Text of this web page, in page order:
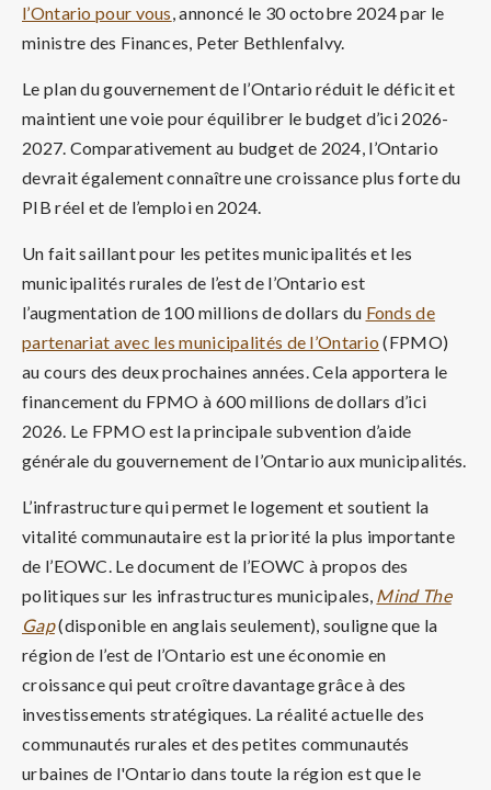
l’Ontario pour vous, annoncé le 30 octobre 2024 par le
ministre des Finances, Peter Bethlenfalvy.
Le plan du gouvernement de l’Ontario réduit le déficit et
maintient une voie pour équilibrer le budget d’ici 2026-
2027. Comparativement au budget de 2024, l’Ontario
devrait également connaître une croissance plus forte du
PIB réel et de l’emploi en 2024.
Un fait saillant pour les petites municipalités et les
municipalités rurales de l’est de l’Ontario est
l’augmentation de 100 millions de dollars du Fonds de
partenariat avec les municipalités de l’Ontario (FPMO)
au cours des deux prochaines années. Cela apportera le
financement du FPMO à 600 millions de dollars d’ici
2026. Le FPMO est la principale subvention d’aide
générale du gouvernement de l’Ontario aux municipalités.
L’infrastructure qui permet le logement et soutient la
vitalité communautaire est la priorité la plus importante
de l’EOWC. Le document de l’EOWC à propos des
politiques sur les infrastructures municipales, Mind The
Gap(disponible en anglais seulement), souligne que la
région de l’est de l’Ontario est une économie en
croissance qui peut croître davantage grâce à des
investissements stratégiques. La réalité actuelle des
communautés rurales et des petites communautés
urbaines de l'Ontario dans toute la région est que le